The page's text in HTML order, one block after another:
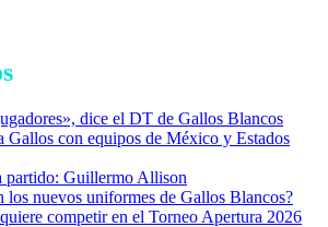
dice el DT de Gallos Blancos
Gallos con equipos de México y Estados
partido: Guillermo Allison
los nuevos uniformes de Gallos Blancos?
competir en el Torneo Apertura 2026